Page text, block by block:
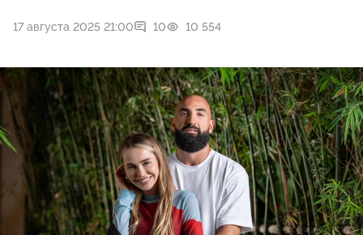
17 августа 2025 21:00 10 10 554